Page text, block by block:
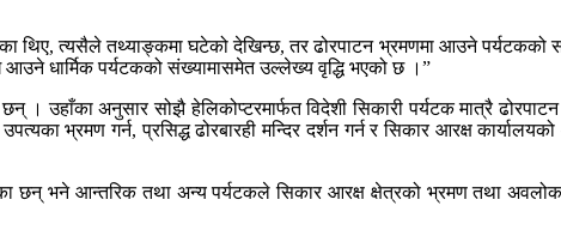
थिए, त्यसैले तथ्याङ्कमा घटेको देखिन्छ, तर ढोरपाटन भ्रमणमा आउने पर्यटकको
आउने धार्मिक पर्यटकको संख्यामासमेत उल्लेख्य वृद्धि भएको छ ।”
उहाँका अनुसार सोझै हेलिकोप्टरमार्फत विदेशी सिकारी पर्यटक मात्रै
भ्रमण गर्न, प्रसिद्ध ढोरबारही मन्दिर दर्शन गर्न र सिकार आरक्ष
छन् भने आन्तरिक तथा अन्य पर्यटकले सिकार आरक्ष क्षेत्रको भ्रमण तथा